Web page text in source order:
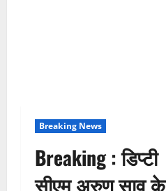
Breaking News
Breaking : डिप्टी
सीएम अरुण साव के